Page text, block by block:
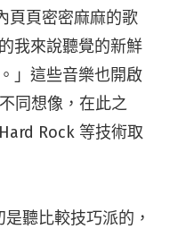
頁頁密密麻麻的歌
我來說聽覺的新鮮
」這些音樂也開啟
同想像，在此之
Rock 等技術取
聽比較技巧派的，